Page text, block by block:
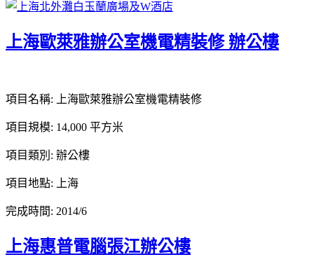
上海歐萊雅辦公室機電精裝修 辦公樓
項目名稱: 上海歐萊雅辦公室機電精裝修
項目規模: 14,000 平方米
項目類別: 辦公樓
項目地點: 上海
完成時間: 2014/6
上海惠普電腦張江辦公樓